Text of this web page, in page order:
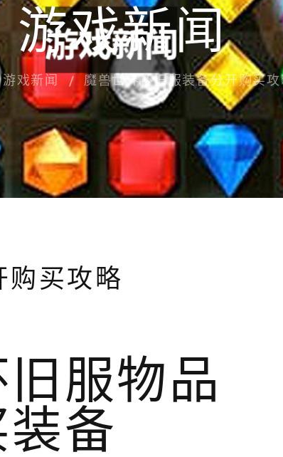
游戏新闻
游戏新闻 魔兽世界怀旧服装备分开购买
买攻略
服物品
备